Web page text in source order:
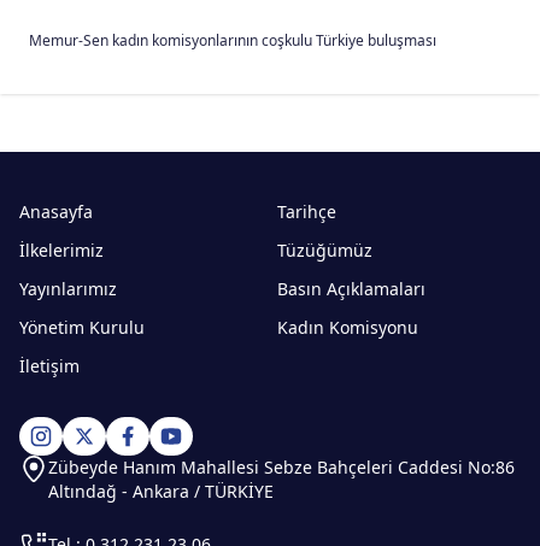
Memur-Sen kadın komisyonlarının coşkulu Türkiye buluşması
Anasayfa
Tarihçe
İlkelerimiz
Tüzüğümüz
Yayınlarımız
Basın Açıklamaları
Yönetim Kurulu
Kadın Komisyonu
İletişim
Zübeyde Hanım Mahallesi Sebze Bahçeleri Caddesi No:86
Altındağ - Ankara / TÜRKİYE